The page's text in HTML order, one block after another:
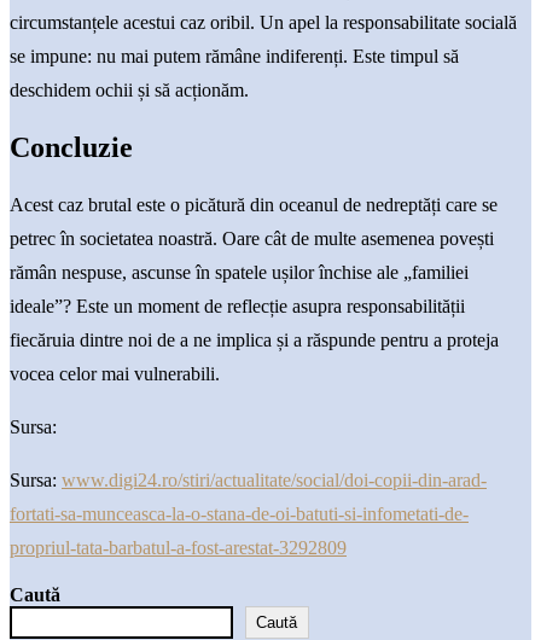
circumstanțele acestui caz oribil. Un apel la responsabilitate socială
se impune: nu mai putem rămâne indiferenți. Este timpul să
deschidem ochii și să acționăm.
Concluzie
Acest caz brutal este o picătură din oceanul de nedreptăți care se
petrec în societatea noastră. Oare cât de multe asemenea povești
rămân nespuse, ascunse în spatele ușilor închise ale „familiei
ideale”? Este un moment de reflecție asupra responsabilității
fiecăruia dintre noi de a ne implica și a răspunde pentru a proteja
vocea celor mai vulnerabili.
Sursa:
Sursa: www.digi24.ro/stiri/actualitate/social/doi-copii-din-arad-
fortati-sa-munceasca-la-o-stana-de-oi-batuti-si-infometati-de-
propriul-tata-barbatul-a-fost-arestat-3292809
Caută
Caută